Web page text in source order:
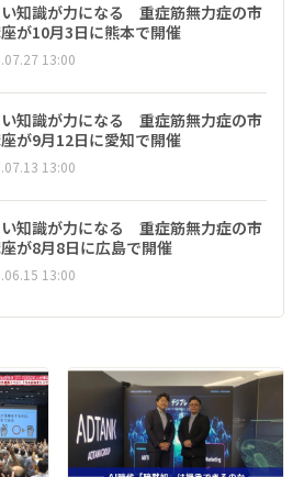
知識が力になる 重症筋無力症の市
が10月3日に熊本で開催
13:00
知識が力になる 重症筋無力症の市
が9月12日に愛知で開催
13:00
知識が力になる 重症筋無力症の市
が8月8日に広島で開催
13:00